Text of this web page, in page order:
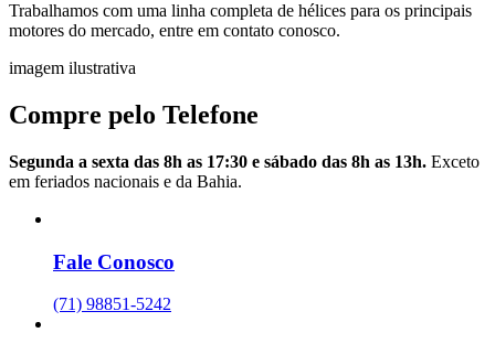
Trabalhamos com uma linha completa de hélices para os principais
motores do mercado, entre em contato conosco.
imagem ilustrativa
Compre pelo Telefone
Segunda a sexta das 8h as 17:30 e sábado das 8h as 13h. Exceto
em feriados nacionais e da Bahia.
Fale Conosco
(71) 98851-5242